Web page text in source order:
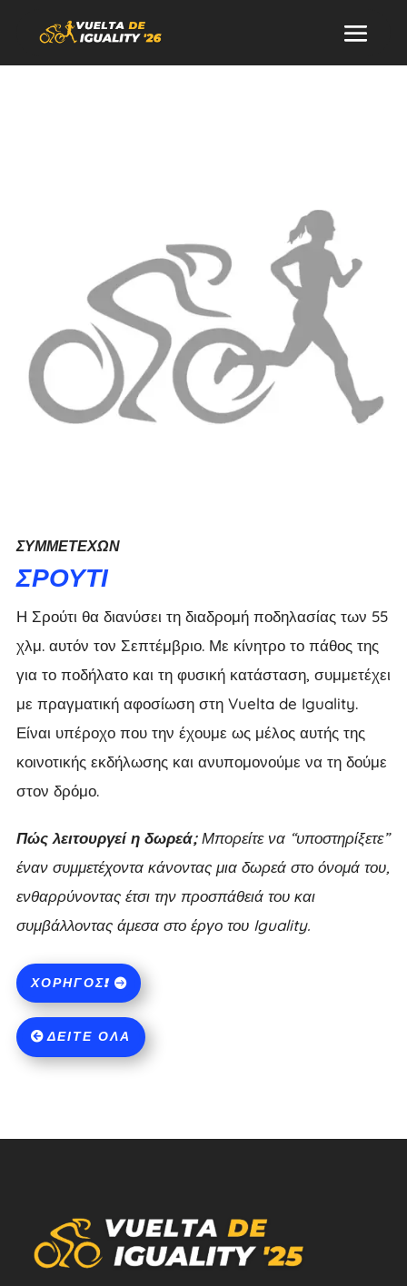
ΣΥΜΜΕΤΈΧΩΝ
ΣΡΟΎΤΙ
Η Σρούτι θα διανύσει τη διαδρομή ποδηλασίας των 55
χλμ. αυτόν τον Σεπτέμβριο. Με κίνητρο το πάθος της
για το ποδήλατο και τη φυσική κατάσταση, συμμετέχει
με πραγματική αφοσίωση στη Vuelta de Iguality.
Είναι υπέροχο που την έχουμε ως μέλος αυτής της
κοινοτικής εκδήλωσης και ανυπομονούμε να τη δούμε
στον δρόμο.
Πώς λειτουργεί η δωρεά;Μπορείτε να “υποστηρίξετε”
έναν συμμετέχοντα κάνοντας μια δωρεά στο όνομά του,
ενθαρρύνοντας έτσι την προσπάθειά του και
συμβάλλοντας άμεσα στο έργο του Iguality.
ΧΟΡΗΓΌΣ!
ΔΕΊΤΕ ΌΛΑ